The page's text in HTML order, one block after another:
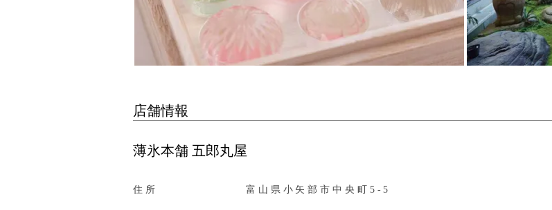
店舗情報
薄氷本舗 五郎丸屋
住所 富山県小矢部市中央町5-5